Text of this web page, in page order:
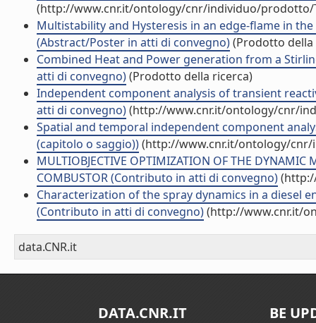
(http://www.cnr.it/ontology/cnr/individuo/prodotto/
Multistability and Hysteresis in an edge-flame in
(Abstract/Poster in atti di convegno)(Prodotto della
Combined Heat and Power generation from a
atti di convegno)(Prodotto della ricerca)
Independent component analysis of transient
atti di convegno)(http://www.cnr.it/ontology/cnr/
Spatial and temporal independent component
(capitolo o saggio))(http://www.cnr.it/ontology/
MULTIOBJECTIVE OPTIMIZATION OF THE DYNAMIC
COMBUSTOR (Contributo in atti di convegno)
Characterization of the spray dynamics in a diesel
(Contributo in atti di convegno)(http://www.cnr.it/
data.CNR.it
DATA.CNR.IT BE